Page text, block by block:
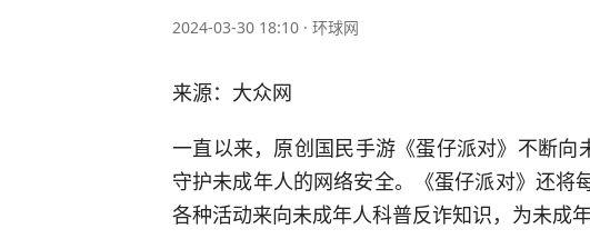
2024-03-30 18:10 · 环球网
来源：大众网
一直以来，原创国民手游《蛋仔派对》不断
守护未成年人的网络安全。《蛋仔派对》还将
各种活动来向未成年人科普反诈知识，为未成